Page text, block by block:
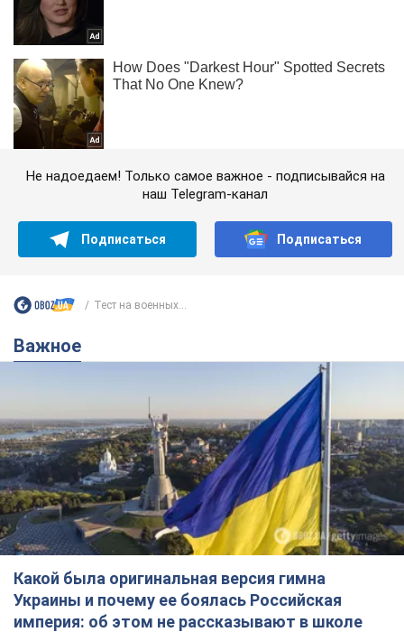
Не надоедаем! Только самое важное - подписывайся на
наш Telegram-канал
Подписаться Подписаться
Тест на военных...
Важное
Какой была оригинальная версия гимна
Украины и почему ее боялась Российская
империя: об этом не рассказывают в школе